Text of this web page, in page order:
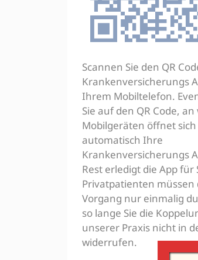
Scannen Sie den QR
Krankenversicherungs
Ihrem Mobiltelefon.
Sie auf den QR Code, an
Mobilgeräten öffnet sich
automatisch Ihre
Krankenversicherungs
Rest erledigt die App für
Privatpatienten müssen
Vorgang nur einmalig
so lange Sie die
unserer Praxis nicht in
widerrufen.